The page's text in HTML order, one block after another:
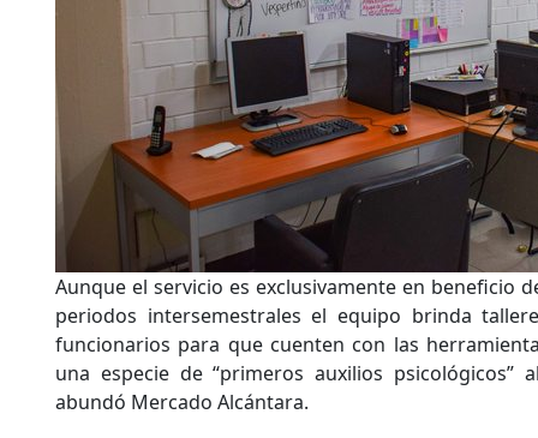
Aunque el servicio es exclusivamente en beneficio
periodos intersemestrales el equipo brinda
funcionarios para que cuenten con las
una especie de “primeros auxilios psicológicos”
abundó Mercado Alcántara.